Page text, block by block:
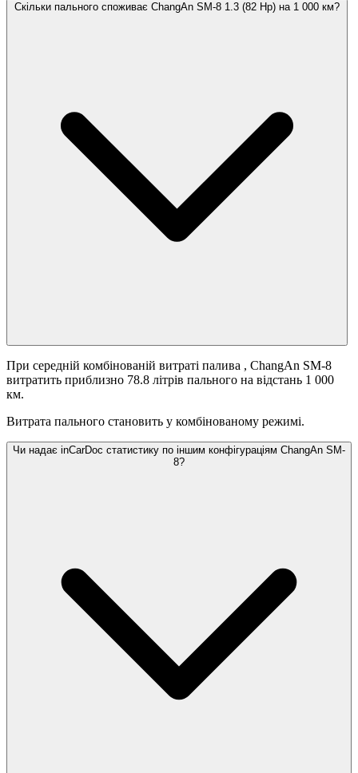
Скільки пального споживає ChangAn SM-8 1.3 (82 Hp) на 1 000 км?
При середній комбінованій витраті палива , ChangAn SM-8
витратить приблизно 78.8 літрів пального на відстань 1 000
км.
Витрата пального становить у комбінованому режимі.
Чи надає inCarDoc статистику по іншим конфігураціям ChangAn SM-
8?